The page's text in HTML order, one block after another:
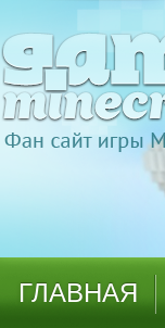
ГЛАВНАЯ